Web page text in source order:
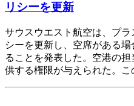
リシーを更新
サウスウエスト航空は、プ
シーを更新し、空席がある
ることを発表した。空港の
供する権限が与えられた。